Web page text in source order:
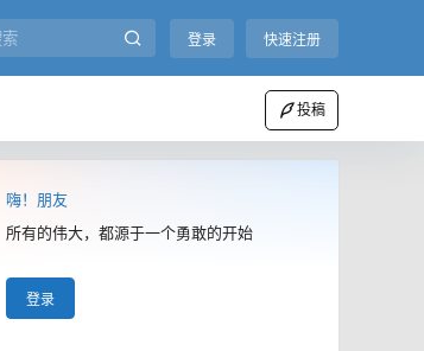
登录 快速注册
投稿
嗨！朋友
所有的伟大，都源于一个勇敢的开始
登录